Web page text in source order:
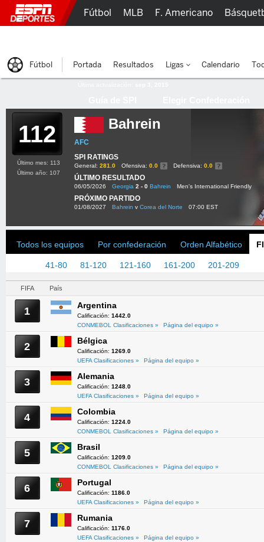
112 Bahrein
AFC
SPI RATINGS
General: 281.0 Ofensiva: 0.0 Defensiva: 0.0
ÚLTIMO RESULTADO
06/05/2026 Georgia 2 - 0 Bahrein Men's International Friendly
PRÓXIMO PARTIDO
01/08/2027 Bahrein v Corea del Norte 07:00 EST
Último mes: 113
Último año: 107
Todos los equipos Por confederación Orden Alfabético
41-80 81-120 121-160 161-200 201-209
FIFA País
1 Argentina
Calificación: 1442.0
CONMEBOL Clasificaciones »
Página del equipo »
2 Bélgica
Calificación: 1269.0
UEFA Clasificaciones »
Página del equipo »
3 Alemania
Calificación: 1248.0
UEFA Clasificaciones »
Página del equipo »
4 Colombia
Calificación: 1224.0
CONMEBOL Clasificaciones »
Página del equipo »
5 Brasil
Calificación: 1209.0
CONMEBOL Clasificaciones »
Página del equipo »
6 Portugal
Calificación: 1186.0
UEFA Clasificaciones »
Página del equipo »
7 Rumania
Calificación: 1176.0
UEFA Clasificaciones »
Página del equipo »
Fútbol MLB F. Americano
Fútbol Portada Resultados Ligas Calendario